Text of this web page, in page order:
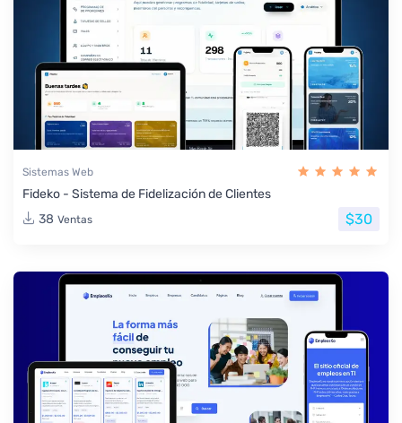
Sistemas Web
Fideko - Sistema de Fidelización de Clientes
38 Ventas $30